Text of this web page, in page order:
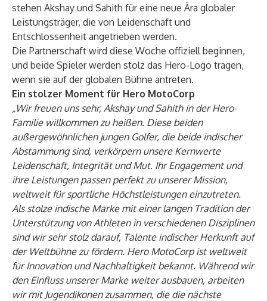
stehen Akshay und Sahith für eine neue Ära globaler
Leistungsträger, die von Leidenschaft und
Entschlossenheit angetrieben werden.
Die Partnerschaft wird diese Woche offiziell beginnen,
und beide Spieler werden stolz das Hero-Logo tragen,
wenn sie auf der globalen Bühne antreten.
Ein stolzer Moment für Hero MotoCorp
„Wir freuen uns sehr, Akshay und Sahith in der Hero-
Familie willkommen zu heißen. Diese beiden
außergewöhnlichen jungen Golfer, die beide indischer
Abstammung sind, verkörpern unsere Kernwerte
Leidenschaft, Integrität und Mut. Ihr Engagement und
ihre Leistungen passen perfekt zu unserer Mission,
weltweit für sportliche Höchstleistungen einzutreten.
Als stolze indische Marke mit einer langen Tradition der
Unterstützung von Athleten in verschiedenen Disziplinen
sind wir sehr stolz darauf, Talente indischer Herkunft auf
der Weltbühne zu fördern. Hero MotoCorp ist weltweit
für Innovation und Nachhaltigkeit bekannt. Während wir
den Einfluss unserer Marke weiter ausbauen, arbeiten
wir mit Jugendikonen zusammen, die die nächste